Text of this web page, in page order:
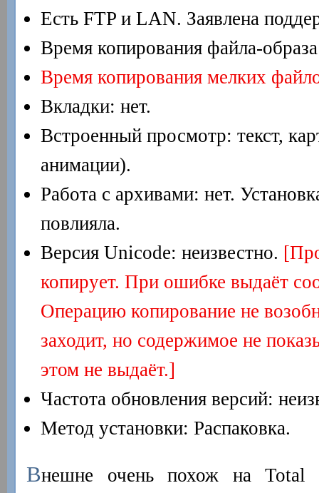
Есть FTP и LAN. Заявлена
Время копирования файла-
Время копирования мелких
Вкладки: нет.
Встроенный просмотр: текст,
анимации).
Работа с архивами: нет.
повлияла.
Версия Unicode: неизвестно.
копирует. При ошибке выдаёт
Операцию копирование не
заходит, но содержимое не
этом не выдаёт.]
Частота обновления версий:
Метод установки: Распаковка.
Внешне очень похож на Total